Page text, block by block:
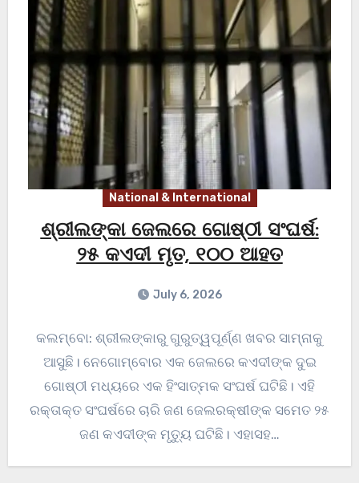
National & International
ଶ୍ରୀଲଙ୍କା ଜେଲରେ ଗୋଷ୍ଠୀ ସଂଘର୍ଷ:
୨୫ କଏଦୀ ମୃତ, ୧୦୦ ଆହତ
July 6, 2026
କଲମ୍ବୋ: ଶ୍ରୀଲଙ୍କାରୁ ଗୁରୁତ୍ୱପୂର୍ଣ୍ଣ ଖବର ସାମ୍ନାକୁ
ଆସୁଛି। ନେଗୋମ୍ବୋର ଏକ ଜେଲରେ କଏଦୀଙ୍କ ଦୁଇ
ଗୋଷ୍ଠୀ ମଧ୍ୟରେ ଏକ ହିଂସାତ୍ମକ ସଂଘର୍ଷ ଘଟିଛି। ଏହି
ରକ୍ତାକ୍ତ ସଂଘର୍ଷରେ ଚାରି ଜଣ ଜେଲରକ୍ଷୀଙ୍କ ସମେତ ୨୫
ଜଣ କଏଦୀଙ୍କ ମୃତ୍ୟୁ ଘଟିଛି। ଏହାସହ…